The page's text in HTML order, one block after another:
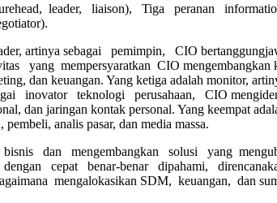
leader, liaison), Tiga peranan
artinya sebagai pemimpin, CIO
yang mempersyaratkan CIO mengembangkan
dan keuangan. Yang ketiga adalah monitor,
teknologi perusahaan, CIO
dan jaringan kontak personal. Yang
analis pasar, dan media massa.
dan mengembangkan solusi yang
cepat benar-benar dipahami,
mengalokasikan SDM, keuangan, dan